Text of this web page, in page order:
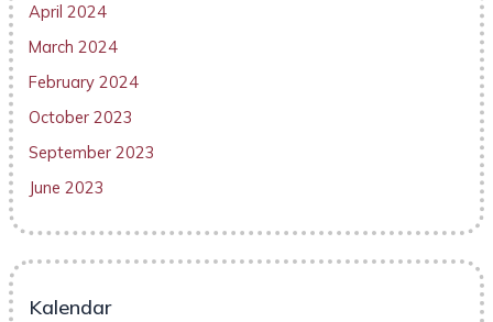
April 2024
March 2024
February 2024
October 2023
September 2023
June 2023
Kalendar